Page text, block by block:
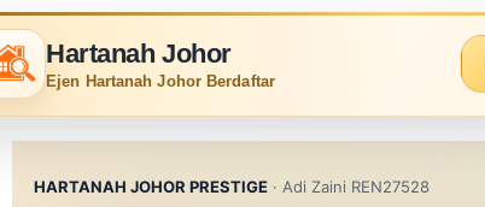
Hartanah Johor
Ejen Hartanah Johor Berdaftar
HARTANAH JOHOR PRESTIGE · Adi Zaini REN27528